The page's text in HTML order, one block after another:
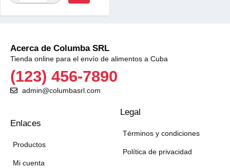
Acerca de Columba SRL
Tienda online para el envío de alimentos a Cuba
(123) 456-7890
admin@columbasrl.com
Enlaces
Productos
Mi cuenta
Legal
Términos y condiciones
Política de privacidad